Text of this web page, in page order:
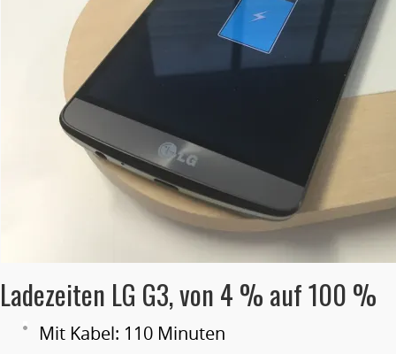
Ladezeiten LG G3, von 4 % auf 100 %
Mit Kabel: 110 Minuten